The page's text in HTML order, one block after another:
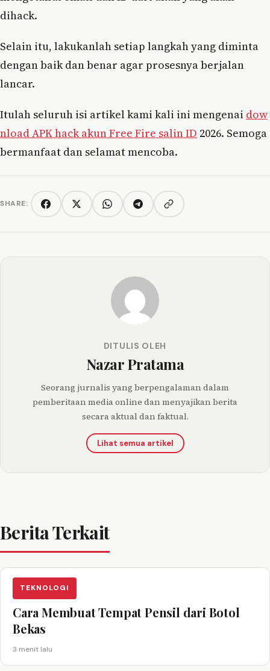
dihack.
Selain itu, lakukanlah setiap langkah yang diminta
dengan baik dan benar agar prosesnya berjalan
lancar.
Itulah seluruh isi artikel kami kali ini mengenai dow
nload APK hack akun Free Fire salin ID 2026. Semoga
bermanfaat dan selamat mencoba.
SHARE: FacebookTwitter/XWhatsAppTelegramCopy link
DITULIS OLEH
Nazar Pratama
Seorang jurnalis yang berpengalaman dalam
pemberitaan media online dan menyajikan berita
secara aktual dan faktual.
Lihat semua artikel
Berita Terkait
TEKNOLOGI
Cara Membuat Tempat Pensil dari Botol
Bekas
3 menit lalu